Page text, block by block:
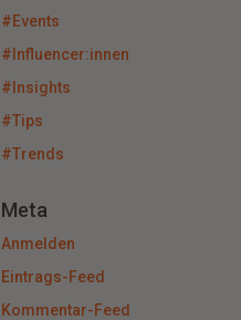
#Events
#Influencer:innen
#Insights
#Tips
#Trends
Meta
Anmelden
Eintrags-Feed
Kommentar-Feed